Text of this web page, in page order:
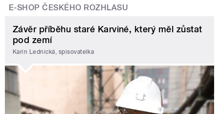
E-SHOP ČESKÉHO ROZHLASU
Závěr příběhu staré Karviné, který měl zůstat
pod zemí
Karin Lednická, spisovatelka